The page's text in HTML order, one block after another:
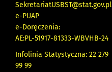
SekretariatUSBST@stat.gov.pl
e-PUAP
e-Doręczenia:
AE:PL-51917-81333-WBVHB-24
Infolinia Statystyczna: 22 279
99 99